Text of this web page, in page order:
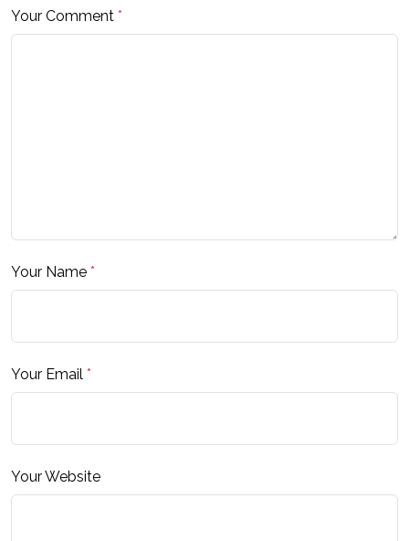
Your Comment *
Your Name *
Your Email *
Your Website